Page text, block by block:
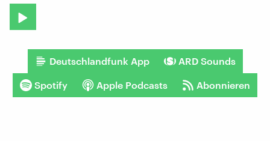
Deutschlandfunk App ARD Sounds
Spotify Apple Podcasts Abonnieren